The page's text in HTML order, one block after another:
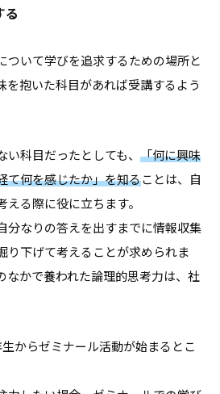
る
ついて学びを追求するための場所と
を抱いた科目があれば受講するよう
科目だったとしても、 「何に興味
て何を感じたか」を知ることは、自
る際に役に立ちます。
分なりの答えを出すまでに情報収集
り下げて考えることが求められま
なかで養われた論理的思考力は、社
からゼミナール活動が始まるとこ